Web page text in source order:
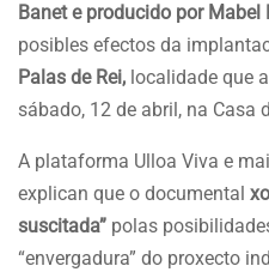
Banet e producido por Mabel
posibles efectos da
Palas de Rei, localidade que
sábado, 12 de abril, na Casa
A plataforma Ulloa Viva e
explican que o documental
suscitada” polas
“envergadura” do proxecto